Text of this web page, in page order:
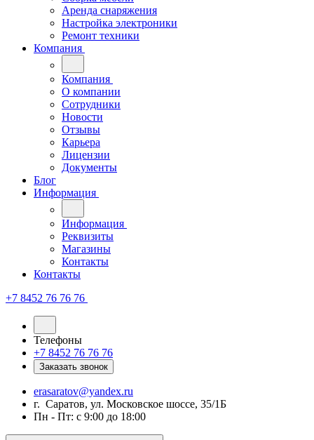
Аренда снаряжения
Настройка электроники
Ремонт техники
Компания
Компания
О компании
Сотрудники
Новости
Отзывы
Карьера
Лицензии
Документы
Блог
Информация
Информация
Реквизиты
Магазины
Контакты
Контакты
+7 8452 76 76 76
Телефоны
+7 8452 76 76 76
Заказать звонок
erasaratov@yandex.ru
г. Саратов, ул. Московское шоссе, 35/1Б
Пн - Пт: с 9:00 до 18:00